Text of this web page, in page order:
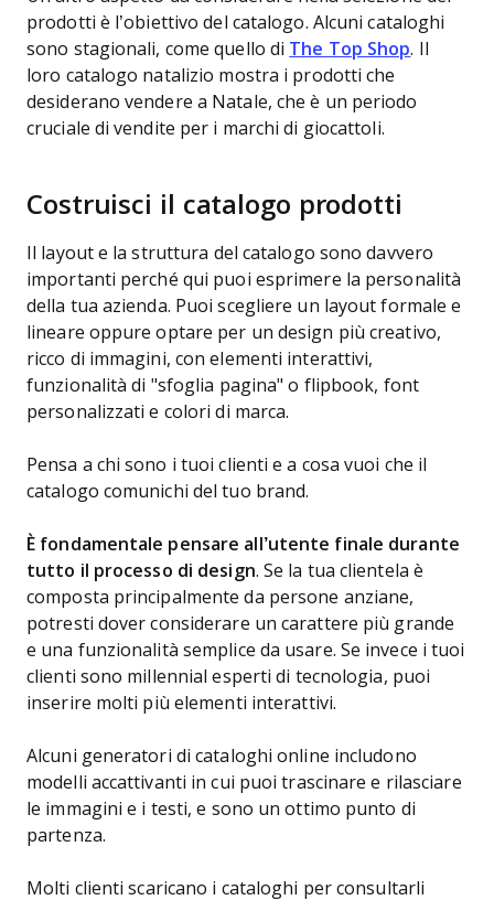
prodotti è l’obiettivo del catalogo. Alcuni cataloghi
sono stagionali, come quello di The Top Shop. Il
loro catalogo natalizio mostra i prodotti che
desiderano vendere a Natale, che è un periodo
cruciale di vendite per i marchi di giocattoli.
Costruisci il catalogo prodotti
Il layout e la struttura del catalogo sono davvero
importanti perché qui puoi esprimere la personalità
della tua azienda. Puoi scegliere un layout formale e
lineare oppure optare per un design più creativo,
ricco di immagini, con elementi interattivi,
funzionalità di "sfoglia pagina" o flipbook, font
personalizzati e colori di marca.
Pensa a chi sono i tuoi clienti e a cosa vuoi che il
catalogo comunichi del tuo brand.
È fondamentale pensare all’utente finale durante
tutto il processo di design. Se la tua clientela è
composta principalmente da persone anziane,
potresti dover considerare un carattere più grande
e una funzionalità semplice da usare. Se invece i tuoi
clienti sono millennial esperti di tecnologia, puoi
inserire molti più elementi interattivi.
Alcuni generatori di cataloghi online includono
modelli accattivanti in cui puoi trascinare e rilasciare
le immagini e i testi, e sono un ottimo punto di
partenza.
Molti clienti scaricano i cataloghi per consultarli